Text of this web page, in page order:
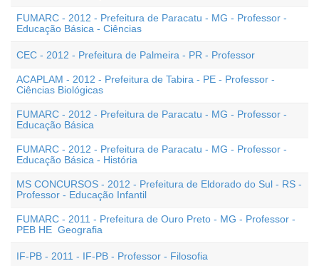
FUMARC - 2012 - Prefeitura de Paracatu - MG - Professor -
Educação Básica - Ciências
CEC - 2012 - Prefeitura de Palmeira - PR - Professor
ACAPLAM - 2012 - Prefeitura de Tabira - PE - Professor -
Ciências Biológicas
FUMARC - 2012 - Prefeitura de Paracatu - MG - Professor -
Educação Básica
FUMARC - 2012 - Prefeitura de Paracatu - MG - Professor -
Educação Básica - História
MS CONCURSOS - 2012 - Prefeitura de Eldorado do Sul - RS -
Professor - Educação Infantil
FUMARC - 2011 - Prefeitura de Ouro Preto - MG - Professor -
PEB HE  Geografia
IF-PB - 2011 - IF-PB - Professor - Filosofia